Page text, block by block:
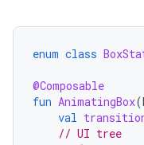
enum class
@Composable
fun AnimatingBox(
val
// UI tree